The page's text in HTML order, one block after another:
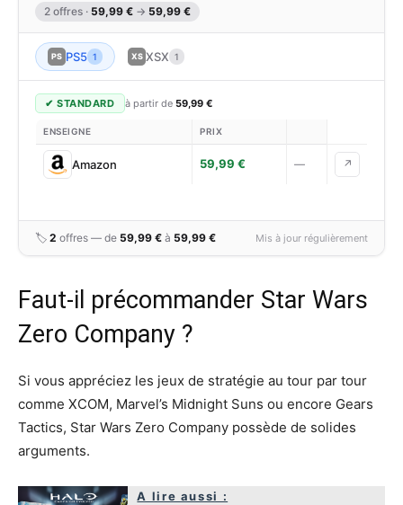
2 offres · 59,99 € → 59,99 €
PS PS5 1 XS XSX 1
✔ STANDARD à partir de 59,99 €
ENSEIGNE PRIX
Amazon 59,99 € — ↗
🏷 2 offres — de 59,99 € à 59,99 € Mis à jour régulièrement
Faut-il précommander Star Wars
Zero Company ?
Si vous appréciez les jeux de stratégie au tour par tour
comme XCOM, Marvel’s Midnight Suns ou encore Gears
Tactics, Star Wars Zero Company possède de solides
arguments.
A lire aussi :